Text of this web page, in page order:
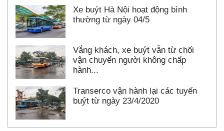
Xe buýt Hà Nội hoạt động bình
thường từ ngày 04/5
Vắng khách, xe buýt vẫn từ chối
vận chuyển người không chấp
hành...
Transerco vận hành lại các tuyến
buýt từ ngày 23/4/2020